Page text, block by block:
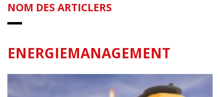
NOM DES ARTICLERS
ENERGIEMANAGEMENT